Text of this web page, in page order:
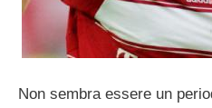
Non sembra essere un